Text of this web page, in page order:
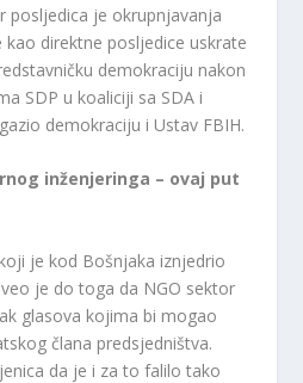
posljedica je okrupnjavanja
kao direktne posljedice uskrate
demokraciju nakon
SDP u koaliciji sa SDA i
demokraciju i Ustav FBIH.
inženjeringa – ovaj put
je kod Bošnjaka iznjedrio
je do toga da NGO sektor
glasova kojima bi mogao
člana predsjedništva.
da je i za to falilo tako